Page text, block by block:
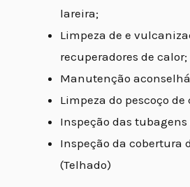
lareira;
Limpeza de e
recuperadores de calor;
Manutenção
Limpeza do pescoço
Inspeção das
Inspeção da cobertura
(Telhado)